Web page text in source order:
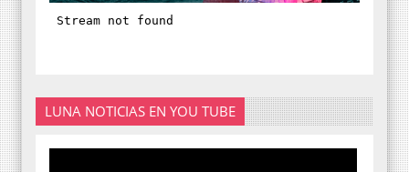
LUNA NOTICIAS EN YOU TUBE